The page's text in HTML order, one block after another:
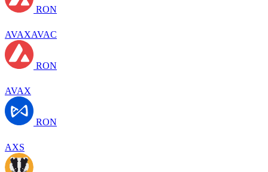
RON
AVAXAVAC
RON
AVAX
RON
AXS